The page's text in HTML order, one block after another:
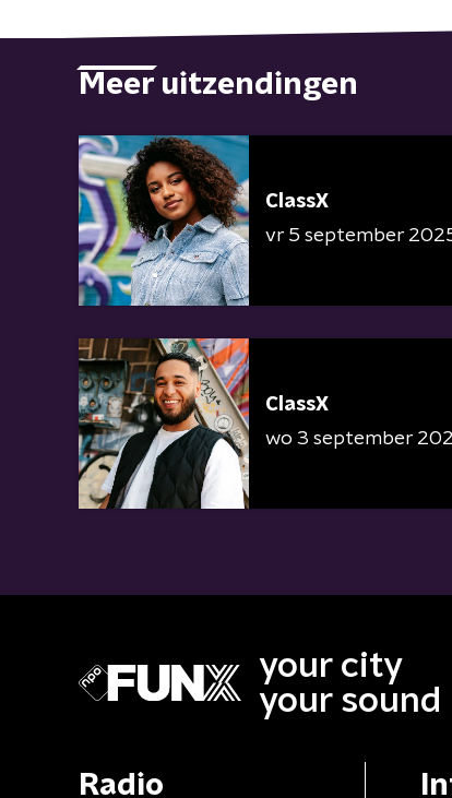
Meer uitzendingen
ClassX
vr 5 september
ClassX
wo 3 september
your city
your sound
Radio